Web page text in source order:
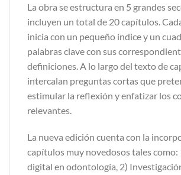
La obra se estructura en 5 grandes
incluyen un total de 20 capítulos.
inicia con un pequeño índice y un
palabras clave con sus
definiciones. A lo largo del texto de
intercalan preguntas cortas que
estimular la reflexión y enfatizar los
relevantes.
La nueva edición cuenta con la
capítulos muy novedosos tales como:
digital en odontología, 2)